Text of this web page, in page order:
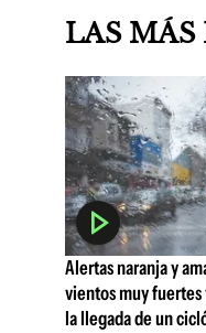
LAS MÁS
Alertas naranja y
vientos muy fuertes
la llegada de un